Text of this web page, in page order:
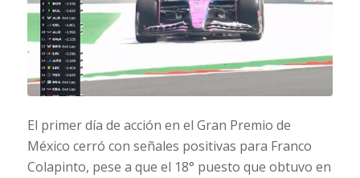
El primer día de acción en el Gran Premio de
México cerró con señales positivas para Franco
Colapinto, pese a que el 18° puesto que obtuvo en